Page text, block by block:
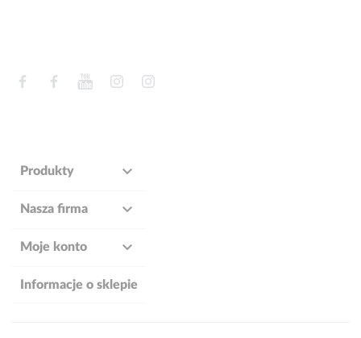
FacebookFacebookYouTubeInstagram
Produkty 
Nasza firma 
Moje konto 
Informacje o sklepie